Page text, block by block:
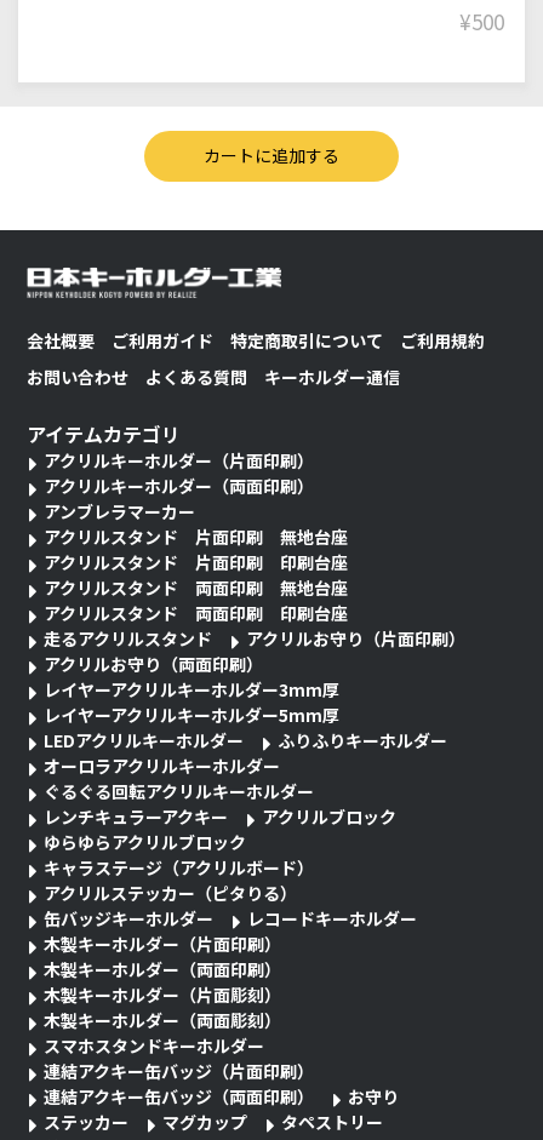
¥500
会社概要 ご利用ガイド 特定商取引について
ご利用規約
お問い合わせ
よくある質問 キーホルダー通信
アイテムカテゴリ
アクリルキーホルダー（片面印刷）
アクリルキーホルダー（両面印刷）
アンブレラマーカー
アクリルスタンド 片面印刷 無地台座
アクリルスタンド 片面印刷 印刷台座
アクリルスタンド 両面印刷 無地台座
アクリルスタンド 両面印刷 印刷台座
走るアクリルスタンド
アクリルお守り（片面印刷）
アクリルお守り（両面印刷）
レイヤーアクリルキーホルダー3mm厚
レイヤーアクリルキーホルダー5mm厚
LEDアクリルキーホルダー
ふりふりキーホルダー
オーロラアクリルキーホルダー
ぐるぐる回転アクリルキーホルダー
レンチキュラーアクキー
アクリルブロック
ゆらゆらアクリルブロック
キャラステージ（アクリルボード）
アクリルステッカー（ピタりる）
缶バッジキーホルダー
レコードキーホルダー
木製キーホルダー（片面印刷）
木製キーホルダー（両面印刷）
木製キーホルダー（片面彫刻）
木製キーホルダー（両面彫刻）
スマホスタンドキーホルダー
連結アクキー缶バッジ（片面印刷）
連結アクキー缶バッジ（両面印刷）
お守り
ステッカー
マグカップ
タペストリー